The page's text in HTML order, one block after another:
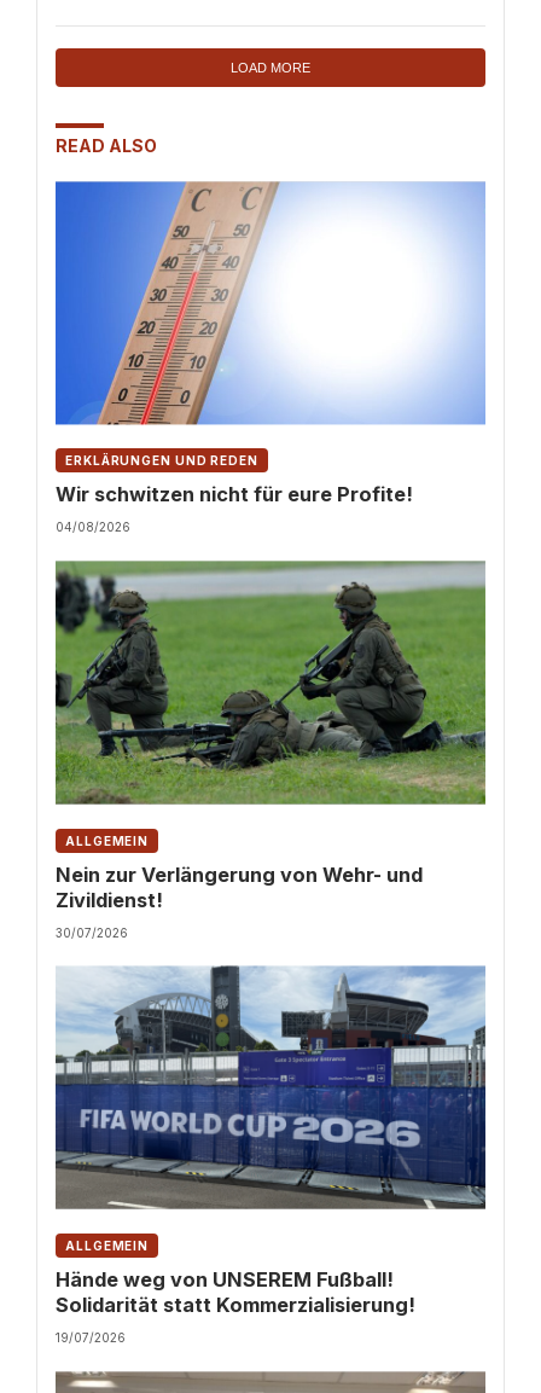
LOAD MORE
READ ALSO
ERKLÄRUNGEN UND REDEN
Wir schwitzen nicht für eure Profite!
04/08/2026
ALLGEMEIN
Nein zur Verlängerung von Wehr- und
Zivildienst!
30/07/2026
ALLGEMEIN
Hände weg von UNSEREM Fußball!
Solidarität statt Kommerzialisierung!
19/07/2026